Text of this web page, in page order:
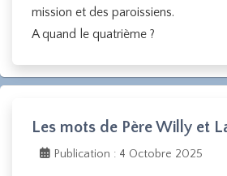
mission et des paroissiens.
A quand le quatrième ?
Les mots de Père Willy et
Publication : 4 Octobre 2025